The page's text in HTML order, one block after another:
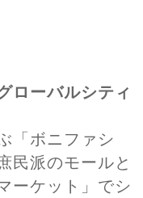
ローバルシティ
「ボニファシ
民派のモールと
ーケット」でシ